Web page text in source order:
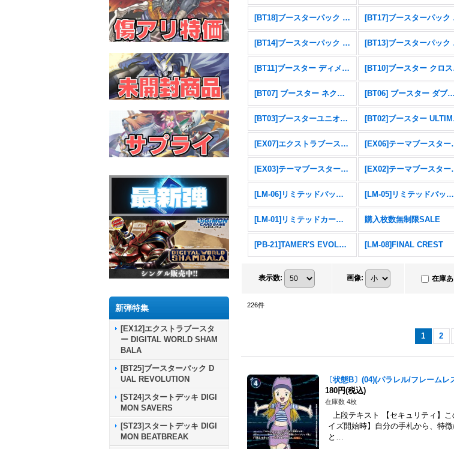
新弾特集
[EX12]エクストラブースタ
ー DIGITAL WORLD SHAM
BALA
[BT25]ブースターパック D
UAL REVOLUTION
[ST24]スタートデッキ DIGI
MON SAVERS
[ST23]スタートデッキ DIGI
MON BEATBREAK
[BT18]ブースターパック エレメントサクセサー
[BT14]ブースターパック BLAST ACE
[BT11]ブースター ディメンショナルフェイズ
[BT07] ブースター ネクストアドベンチャー [BT06] ブースター ダブルダイヤモンド
[BT03]ブースターユニオンインパクト
[EX07]エクストラブースター デジモンリベレイター [EX06]テー
[EX03]テーマブースター ドラゴンズロア [EX02]テ
[LM-06]リミテッドパック ビリオン・バレット [LM-05]リミテッドパック ファイナル・エリシオン
[LM-01]リミテッドカードパック デジモンゴーストゲーム 購入枚数無制限SALE
[PB-21]TAMER'S EVOLUTION BOX -RISE OF DIGIMON- [LM-08]FINAL CREST
表示数: 画像: 在庫あ
226件
1 2
〔状態B〕(04)(パラレル/フレーム
180円(税込)
在庫数 4枚
上段テキスト 【セキュリティ】
イズ開始時】自分の手札から、特
と…